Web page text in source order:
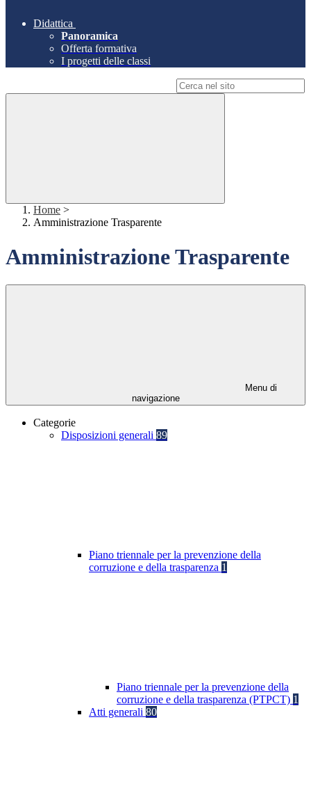
Didattica
Panoramica
Offerta formativa
I progetti delle classi
Home >
Amministrazione Trasparente
Amministrazione Trasparente
Menu di
navigazione
Categorie
Disposizioni generali 89
Piano triennale per la prevenzione della
corruzione e della trasparenza 1
Piano triennale per la prevenzione della
corruzione e della trasparenza (PTPCT) 1
Atti generali 80